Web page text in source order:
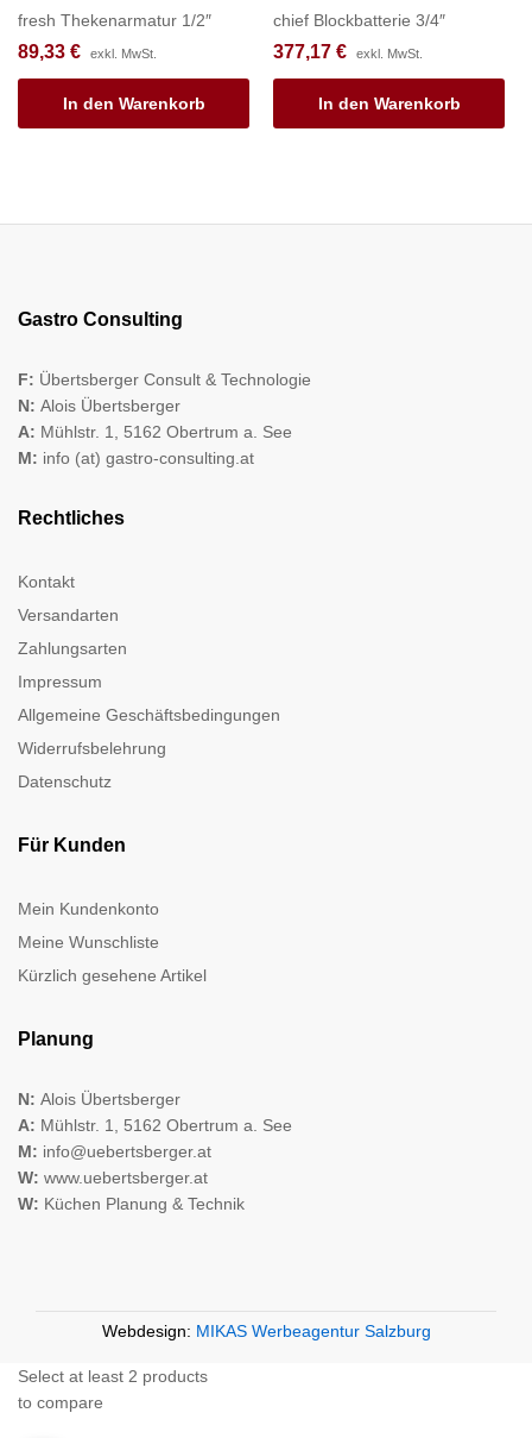
fresh Thekenarmatur 1/2″
89,33 € exkl. MwSt.
In den Warenkorb
chief Blockbatterie 3/4″
377,17 € exkl. MwSt.
In den Warenkorb
Gastro Consulting
F: Übertsberger Consult & Technologie
N: Alois Übertsberger
A: Mühlstr. 1, 5162 Obertrum a. See
M: info (at) gastro-consulting.at
Rechtliches
Kontakt
Versandarten
Zahlungsarten
Impressum
Allgemeine Geschäftsbedingungen
Widerrufsbelehrung
Datenschutz
Für Kunden
Mein Kundenkonto
Meine Wunschliste
Kürzlich gesehene Artikel
Planung
N: Alois Übertsberger
A: Mühlstr. 1, 5162 Obertrum a. See
M: info@uebertsberger.at
W: www.uebertsberger.at
W: Küchen Planung & Technik
Webdesign: MIKAS Werbeagentur Salzburg
Select at least 2 products
to compare